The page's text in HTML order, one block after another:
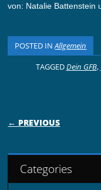
von: Natalie Battenstein
POSTED INAllgemein
TAGGEDDein GFB,
POST
← PREVIOUS
Categories